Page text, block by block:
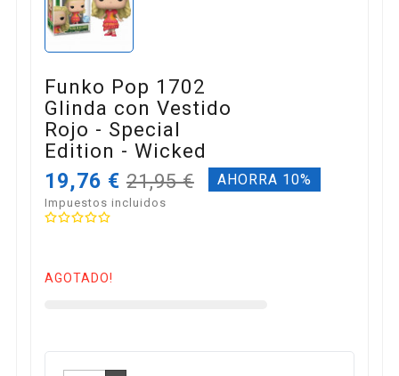
Funko Pop 1702
Glinda con Vestido
Rojo - Special
Edition - Wicked
19,76 € 21,95 € AHORRA 10%
Impuestos incluidos
AGOTADO!